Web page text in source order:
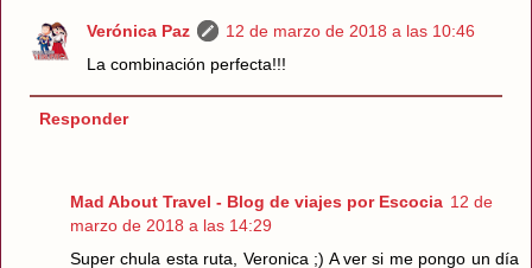
Verónica Paz
12 de marzo de 2018 a las 10:46
La combinación perfecta!!!
Responder
Mad About Travel - Blog de viajes por Escocia 12 de
marzo de 2018 a las 14:29
Super chula esta ruta, Veronica ;) A ver si me pongo un día